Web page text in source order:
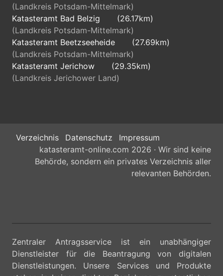
(Landkreis Potsdam-Mittelmark)
Katasteramt Bad Belzig
(26.17km)
(Landkreis Potsdam-Mittelmark)
Katasteramt Beetzseeheide
(27.69km)
(Landkreis Potsdam-Mittelmark)
Katasteramt Jerichow
(29.35km)
(Landkreis Jerichower Land)
Verzeichnis Datenschutz
Impressum
katasteramt-online.com 2026 · Wir sind keine
Behörde, sondern ein privates Verzeichnis aller
relevanten Behörden.
Zentraler Antragsservice ist ein unabhängiger
Dienstleister für die Beantragung von digitalen
Dienstleistungen. Unsere Services und Produkte